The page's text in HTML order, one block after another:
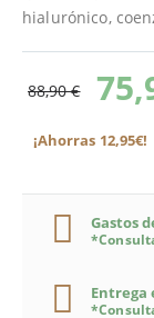
hialurónico,
88,90 €
¡Ahorras 12,95€!
Gastos
Entrega